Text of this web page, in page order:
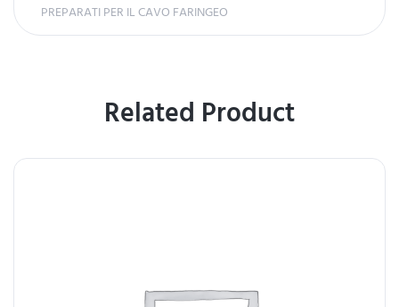
PREPARATI PER IL CAVO FARINGEO
Related Product